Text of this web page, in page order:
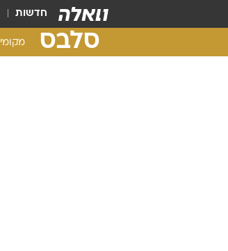
חדשות
סלבס מקומי